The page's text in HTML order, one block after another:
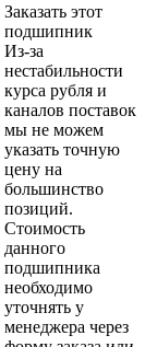
Заказать этот
подшипник
Из-за
нестабильности
курса рубля и
каналов поставок
мы не можем
указать точную
цену на
большинство
позиций.
Стоимость
данного
подшипника
необходимо
уточнять у
менеджера через